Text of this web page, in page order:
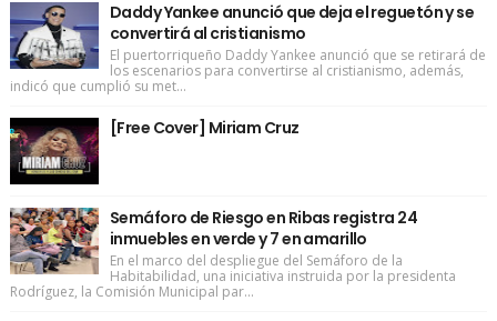
Daddy Yankee anunció que deja el reguetón y se
convertirá al cristianismo
El puertorriqueño Daddy Yankee anunció que se retirará de
los escenarios para convertirse al cristianismo, además,
indicó que cumplió su met...
[Free Cover] Miriam Cruz
Semáforo de Riesgo en Ribas registra 24
inmuebles en verde y 7 en amarillo
En el marco del despliegue del Semáforo de la
Habitabilidad, una iniciativa instruida por la presidenta
Rodríguez, la Comisión Municipal par...